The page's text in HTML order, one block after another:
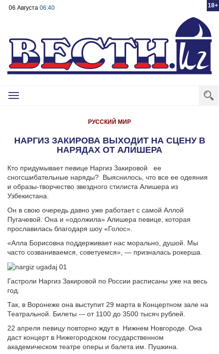
18+
06 Августа 06:40
Toggle
РУССКИЙ МИР
НАРГИЗ ЗАКИРОВА ВЫХОДИТ НА СЦЕНУ В
НАРЯДАХ ОТ АЛИШЕРА
Кто придумывает певице Наргиз Закировой
ее
сногсшибательные наряды? Выяснилось, что все ее одеяния
и образы-творчество звездного стилиста Алишера из
Узбекистана.
Он в свою очередь давно уже работает с самой Аллой
Пугачевой. Она и «одолжила» Алишера певице, которая
прославилась благодаря шоу «Голос».
«Алла Борисовна поддерживает нас морально, душой. Мы
часто созваниваемся, советуемся», — призналась рокерша.
Гастроли Наргиз Закировой по России расписаны уже на весь
год.
Так, в Воронеже она выступит 29 марта в Концертном зале на
Театральной. Билеты -– от 1100 до 3500 тысяч рублей.
22 апреля певицу повторно ждут в Нижнем Новгороде. Она
даст концерт в Нижегородском государственном
академическом театре оперы и балета им. Пушкина.